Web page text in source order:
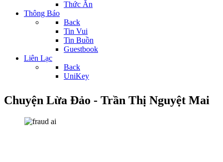
Thức Ăn
Thông Báo
Back
Tin Vui
Tin Buồn
Guestbook
Liên Lạc
Back
UniKey
Chuyện Lừa Đảo - Trần Thị Nguyệt Mai